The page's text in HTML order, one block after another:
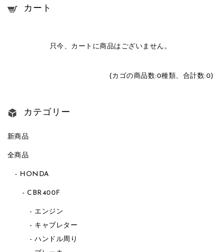
カート
只今、カートに商品はございません。
(カゴの商品数:0種類、合計数:0)
カテゴリー
新商品
全商品
HONDA
CBR400F
エンジン
キャブレター
ハンドル周り